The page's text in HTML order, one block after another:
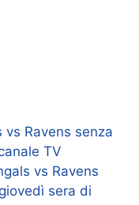
vs Ravens senza
TV
vs Ravens
sera di